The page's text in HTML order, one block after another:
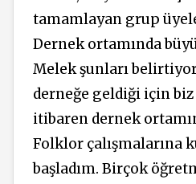
tamamlayan grup
Dernek ortamında
Melekşunları
derneğe geldiği için
itibaren dernek
Folklor çalışmalarına
başladım. Birçok